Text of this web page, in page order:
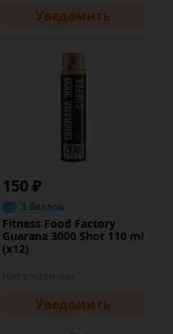
Уведомить
150 ₽
3 баллов
Fitness Food Factory
Guarana 3000 Shot 110 ml
(х12)
Уведомить